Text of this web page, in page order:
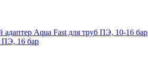
Aqua Fast для труб ПЭ, 10-16 бар
ПЭ, 16 бар